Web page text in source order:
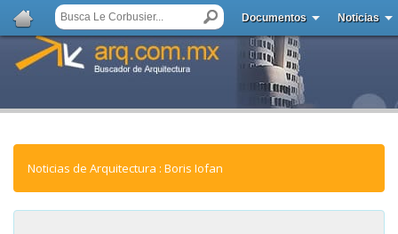
Documentos Noticias
Noticias de Arquitectura : Boris Iofan